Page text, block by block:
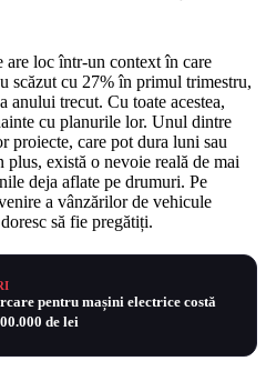
are loc într-un context în care
scăzut cu 27% în primul trimestru,
anului trecut. Cu toate acestea,
cu planurile lor. Unul dintre
proiecte, care pot dura luni sau
există o nevoie reală de mai
deja aflate pe drumuri. Pe
a vânzărilor de vehicule
să fie pregătiți.
pentru mașini electrice costă
de lei